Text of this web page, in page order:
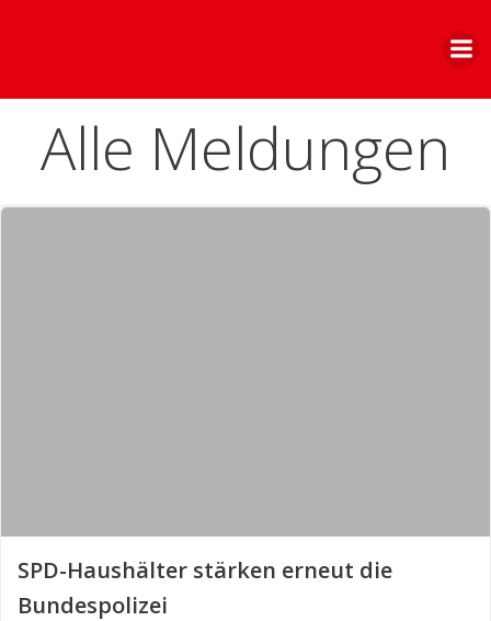
Alle Meldungen
SPD-Haushälter stärken erneut die
Bundespolizei